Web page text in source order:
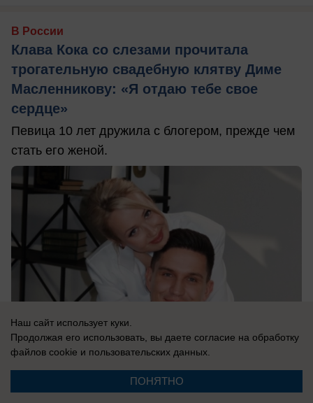
В России
Клава Кока со слезами прочитала
трогательную свадебную клятву Диме
Масленникову: «Я отдаю тебе свое
сердце»
Певица 10 лет дружила с блогером, прежде чем
стать его женой.
09.08.2026 0
Наш сайт использует куки.
Продолжая его использовать, вы даете согласие на обработку
файлов cookie и пользовательских данных.
ПОНЯТНО